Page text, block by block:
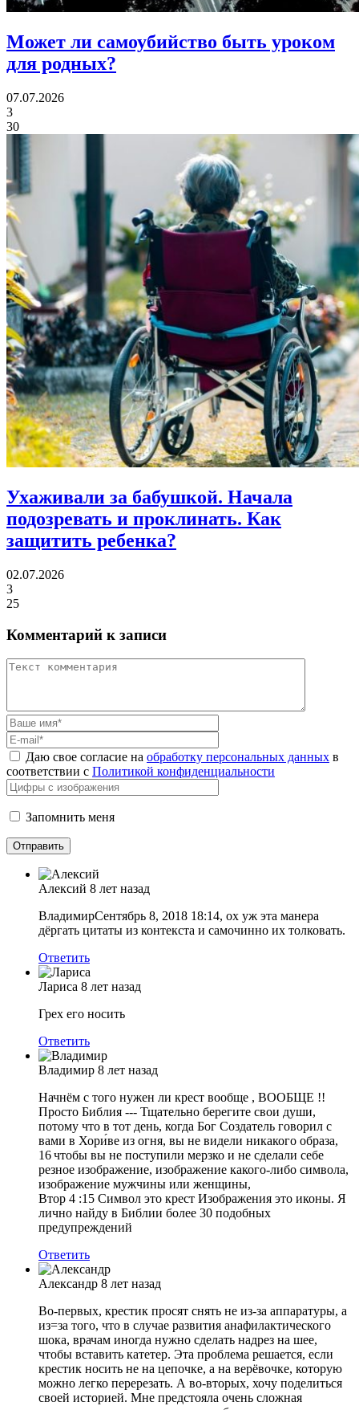
Может ли самоубийство быть уроком
для родных?
07.07.2026
3
30
Ухаживали за бабушкой. Начала
подозревать и проклинать. Как
защитить ребенка?
02.07.2026
3
25
Комментарий к записи
Даю свое согласие на обработку персональных данных в
соответствии с Политикой конфиденциальности
Запомнить меня
Алексий 8 лет назад
ВладимирСентябрь 8, 2018 18:14, ох уж эта манера
дёргать цитаты из контекста и самочинно их толковать.
Ответить
Лариса 8 лет назад
Грех его носить
Ответить
Владимир 8 лет назад
Начнём с того нужен ли крест вообще , ВООБЩЕ !!
Просто Библия --- Тщательно берегите свои души,
потому что в тот день, когда Бог Создатель говорил с
вами в Хори́ве из огня, вы не видели никакого образа,
16 чтобы вы не поступили мерзко и не сделали себе
резное изображение, изображение какого-либо символа,
изображение мужчины или женщины,
Втор 4 :15 Символ это крест Изображения это иконы. Я
лично найду в Библии более 30 подобных
предупреждений
Ответить
Александр 8 лет назад
Во-первых, крестик просят снять не из-за аппаратуры, а
из=за того, что в случае развития анафилактического
шока, врачам иногда нужно сделать надрез на шее,
чтобы вставить катетер. Эта проблема решается, если
крестик носить не на цепочке, а на верёвочке, которую
можно легко перерезать. А во-вторых, хочу поделиться
своей историей. Мне предстояла очень сложная